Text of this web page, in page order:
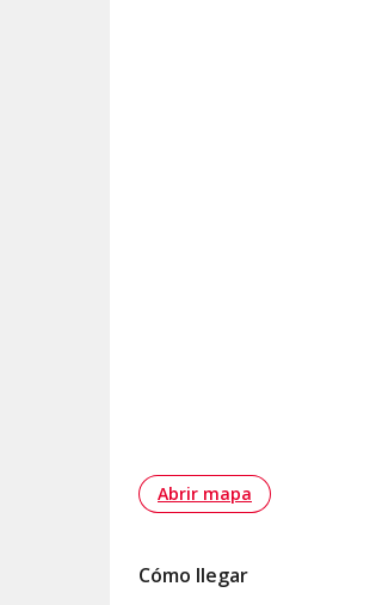
Abrir mapa
Cómo llegar